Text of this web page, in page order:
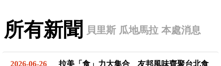
所有新聞 貝里斯 瓜地馬拉 本處消息
2026-06-26
拉美「食」力大集合 友邦風味齊聚台北食